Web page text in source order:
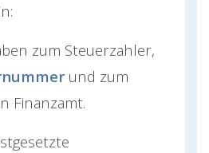
zum Steuerzahler,
und zum
Finanzamt.